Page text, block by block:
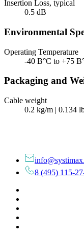
Insertion Loss, typical
0.5 dB
Environmental
Operating Temperature
-40 В°C to +75
Packaging and
Cable weight
0.2 kg/m | 0.134
8 (495) 115-